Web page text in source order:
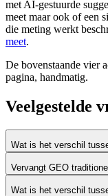
met AI-gestuurde
meet maar ook of een
die meting werkt
meet.
De bovenstaande vier
pagina, handmatig.
Veelgestelde
Wat is het verschil
Vervangt GEO
Wat is het verschil